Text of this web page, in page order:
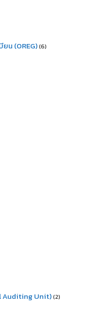
ยน (OREG)(6)
Auditing Unit)(2)